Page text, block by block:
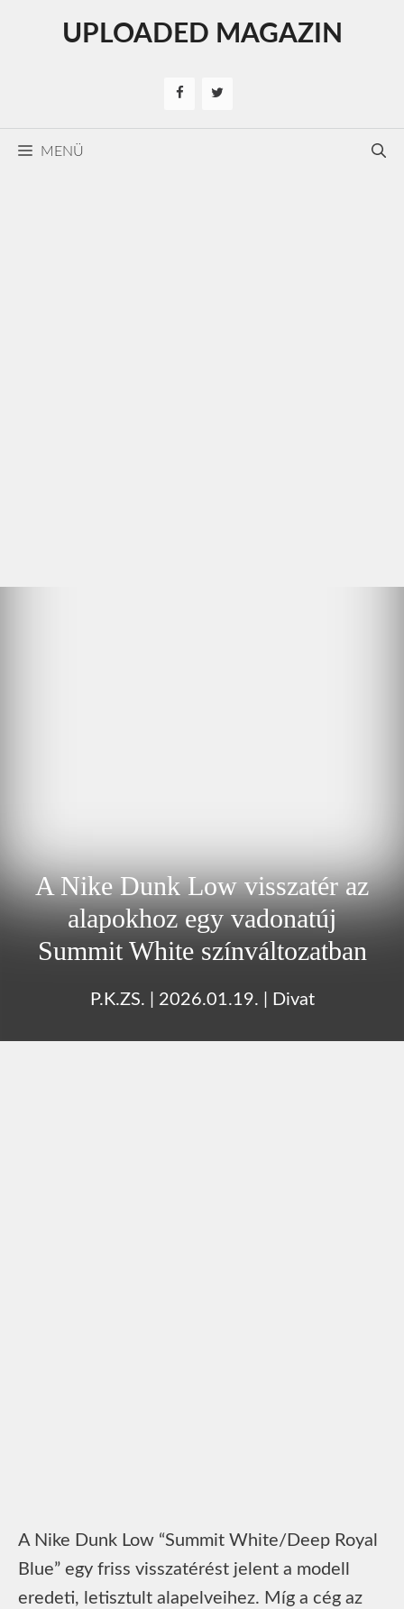
UPLOADED MAGAZIN
MENÜ
A Nike Dunk Low visszatér az
alapokhoz egy vadonatúj
Summit White színváltozatban
P.K.ZS. 2026.01.19. Divat
A Nike Dunk Low “Summit White/Deep Royal
Blue” egy friss visszatérést jelent a modell
eredeti, letisztult alapelveihez. Míg a cég az